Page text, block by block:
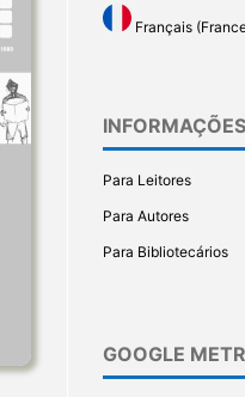
Français
INFORMAÇÕES
Para Leitores
Para Autores
Para Bibliotecários
GOOGLE